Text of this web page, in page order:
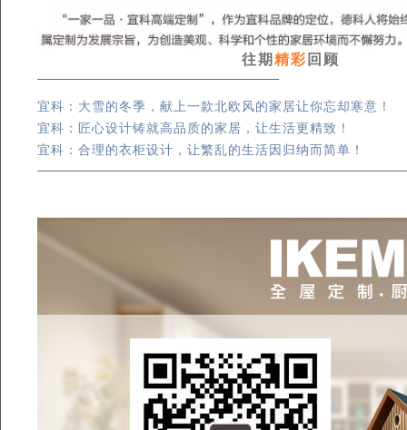
往期 精彩 回顾
宜科：大雪的冬季，献上一款北欧风的家居让你忘却寒意！
宜科：匠心设计铸就高品质的家居，让生活更精致！
宜科：合理的衣柜设计，让繁乱的生活因归纳而简单！